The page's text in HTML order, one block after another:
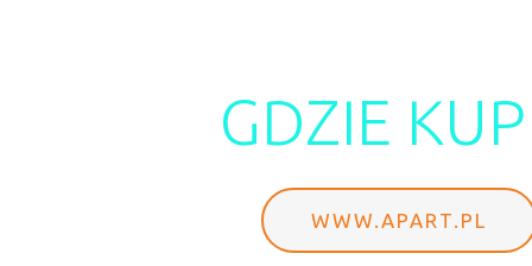
GDZIE
WWW.APART.PL